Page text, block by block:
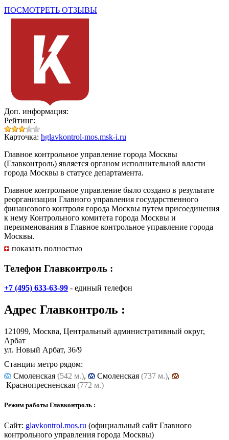
ПОСМОТРЕТЬ ОТЗЫВЫ
Доп. информация:
Рейтинг:
Карточка: hglavkontrol-mos.msk-i.ru
Главное контрольное управление города Москвы
(Главконтроль) является органом исполнительной власти
города Москвы в статусе департамента.
Главное контрольное управление было создано в результате
реорганизации Главного управления государственного
финансового контроля города Москвы путем присоединения
к нему Контрольного комитета города Москвы и
переименования в Главное контрольное управление города
Москвы.
Главное контрольное управление города Москвы является
Москвы (на правах департамента), уполномоченным на
Российской Федерации и иных нормативных правовых актов
контрактной системе в сфере закупок товаров, работ, услуг
для обеспечения государственных и муниципальных нужд,
внутреннего государственного финансового контроля, а также
осуществляющим контроль за предоставлением
государственных услуг города Москвы, функцию оценки
эффективности и результативности деятельности отраслевых,
функциональных и территориальных органов
исполнительной власти города Москвы, государственных
учреждений города Москвы, государственных унитарных
предприятий города Москвы, функцию по организационно-
аналитическому и методическому обеспечению внутреннего
финансового контроля и внутреннего финансового аудита,
ответственным за подготовку в установленном порядке
докладов об осуществлении регионального государственного
показать полностью
Телефон Главконтроль :
+7 (495) 633-63-99 - единый телефон
Адрес Главконтроль :
121099, Москва, Центральный административный округ,
Арбат
ул. Новый Арбат, 36/9
Станции метро рядом:
Смоленская (542 м.), Cмоленская (737 м.),
Краснопресненская (772 м.)
Режим работы Главконтроль :
Сайт: glavkontrol.mos.ru (официальный сайт Главного
контрольного управления города Москвы)